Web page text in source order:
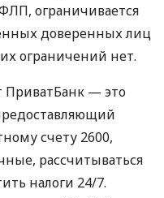
ограничивается
доверенных лиц
ограничений нет.
ПриватБанк — это
счету 2600,
рассчитываться
налоги 24/7.